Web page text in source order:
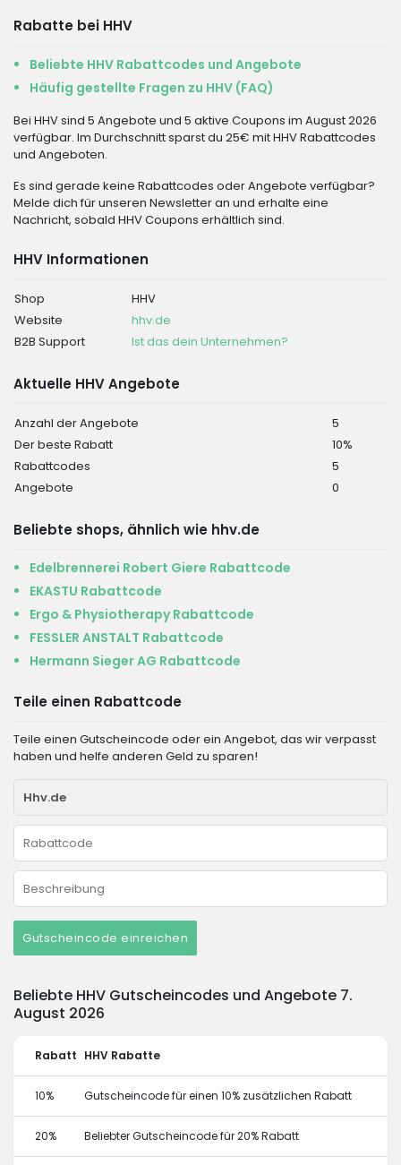
Rabatte bei HHV
Beliebte HHV Rabattcodes und Angebote
Häufig gestellte Fragen zu HHV (FAQ)
Bei HHV sind 5 Angebote und 5 aktive Coupons im August 2026
verfügbar. Im Durchschnitt sparst du 25€ mit HHV Rabattcodes
und Angeboten.
Es sind gerade keine Rabattcodes oder Angebote verfügbar?
Melde dich für unseren Newsletter an und erhalte eine
Nachricht, sobald HHV Coupons erhältlich sind.
HHV Informationen
Shop
HHV
Website
hhv.de
B2B Support
Ist das dein Unternehmen?
Aktuelle HHV Angebote
Anzahl der Angebote
5
Der beste Rabatt
10%
Rabattcodes
5
Angebote
0
Beliebte shops, ähnlich wie hhv.de
Edelbrennerei Robert Giere Rabattcode
EKASTU Rabattcode
Ergo & Physiotherapy Rabattcode
FESSLER ANSTALT Rabattcode
Hermann Sieger AG Rabattcode
Teile einen Rabattcode
Teile einen Gutscheincode oder ein Angebot, das wir verpasst
haben und helfe anderen Geld zu sparen!
Gutscheincode einreichen
Beliebte HHV Gutscheincodes und Angebote 7.
August 2026
Rabatt HHV Rabatte
10% Gutscheincode für einen 10% zusätzlichen Rabatt
20% Beliebter Gutscheincode für 20% Rabatt